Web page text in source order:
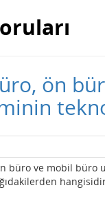
ön
büro ve mobil büro